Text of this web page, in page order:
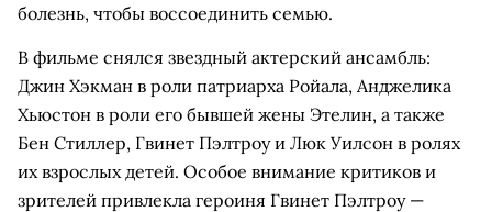
болезнь, чтобы воссоединить семью.
В фильме снялся звездный актерский ансамбль:
Джин Хэкман в роли патриарха Ройала, Анджелика
Хьюстон в роли его бывшей жены Этелин, а также
Бен Стиллер, Гвинет Пэлтроу и Люк Уилсон в ролях
их взрослых детей. Особое внимание критиков и
зрителей привлекла героиня Гвинет Пэлтроу —